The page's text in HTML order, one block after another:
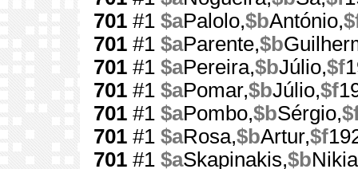
701 #1 $aPalolo,$bAntónio,
701 #1 $aParente,$b
701 #1 $aPereira,$bJúlio,$f
701 #1 $aPomar,$bJúlio,$f
701 #1 $aPombo,$bSérgio,
701 #1 $aRosa,$bArtur,$f
701 #1 $aSkapinakis,$b